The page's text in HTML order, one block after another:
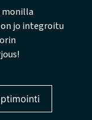
monilla
jo integroitu